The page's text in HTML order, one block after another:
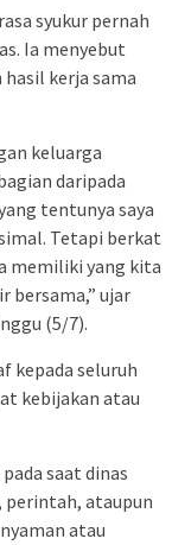
syukur pernah
Ia menyebut
kerja sama
keluarga
daripada
tentunya saya
Tetapi berkat
memiliki yang kita
bersama,” ujar
(5/7).
kepada seluruh
kebijakan atau
saat dinas
perintah, ataupun
atau